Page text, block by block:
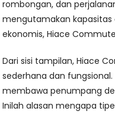
rombongan, dan
mengutamakan kapasitas
ekonomis, Hiace
Dari sisi tampilan, Hiace
sederhana dan
membawa penumpang
Inilah alasan mengapa